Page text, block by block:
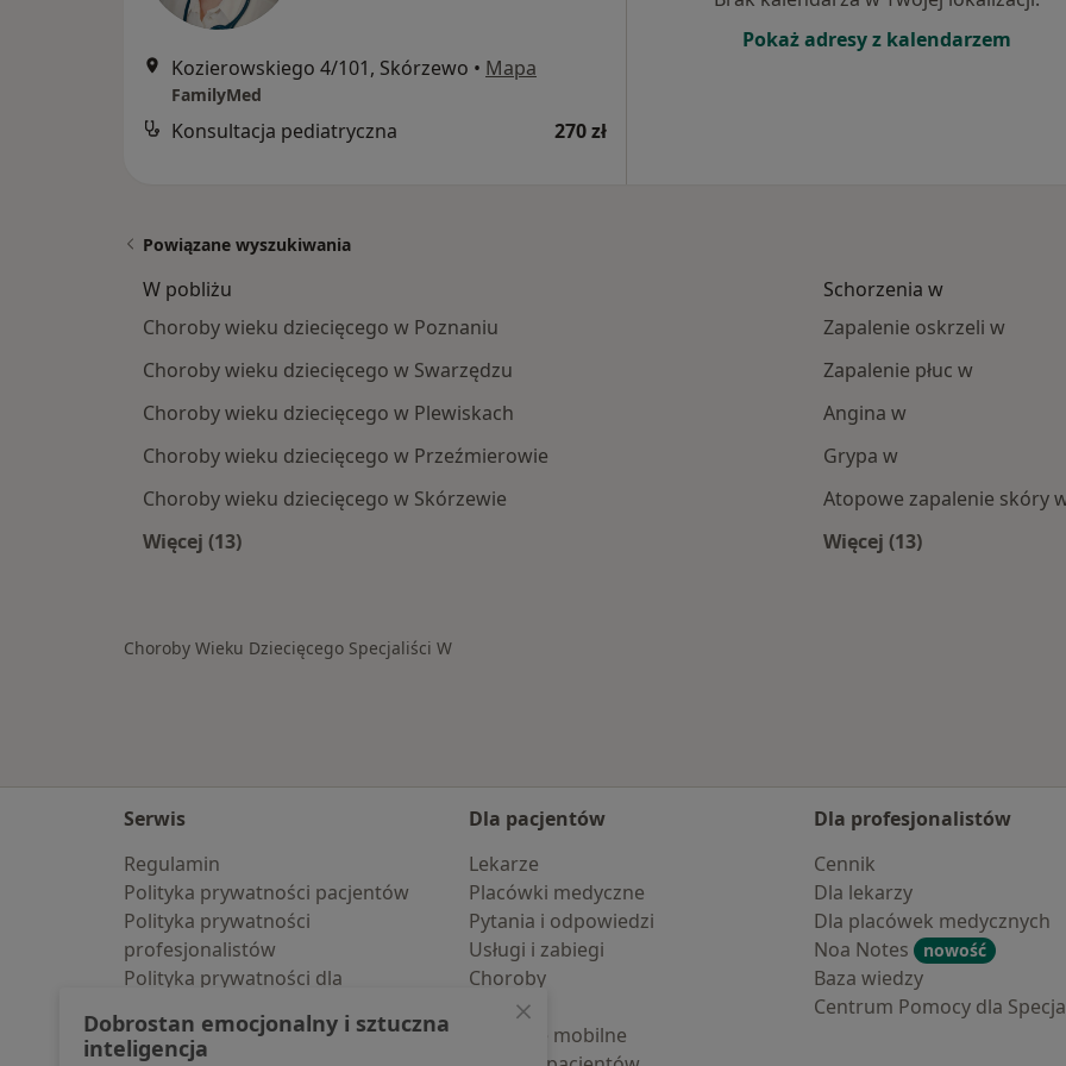
Kozierowskiego 4/101, Skórzewo • Mapa
FamilyMed
Konsultacja pediatryczna 270 zł
Pokaż adresy z kalendarzem
Powiązane wyszukiwania
W pobliżu
Choroby wieku dziecięcego w Poznaniu
Choroby wieku dziecięcego w Swarzędzu
Choroby wieku dziecięcego w Plewiskach
Choroby wieku dziecięcego w Przeźmierowie
Choroby wieku dziecięcego w Skórzewie
Więcej (13)
Schorzenia w
Zapalenie oskrzeli w
Zapalenie płuc w
Angina w
Grypa w
Atopowe zapalenie skóry
Więcej (13)
Choroby Wieku Dziecięcego Specjaliści W
Serwis
Regulamin
Polityka prywatności pacjentów
Polityka prywatności
profesjonalistów
Polityka prywatności dla
pozyskaliśmy samodzielnie
Dla pacjentów
Lekarze
Placówki medyczne
Pytania i odpowiedzi
Usługi i zabiegi
Choroby
Pomoc
Aplikacje mobilne
Dla profesjonalistów
Cennik
Dla lekarzy
Dla placówek medycznych
Noa Notes
nowość
Baza wiedzy
Centrum Pomocy dla
Dobrostan emocjonalny i sztuczna
inteligencja